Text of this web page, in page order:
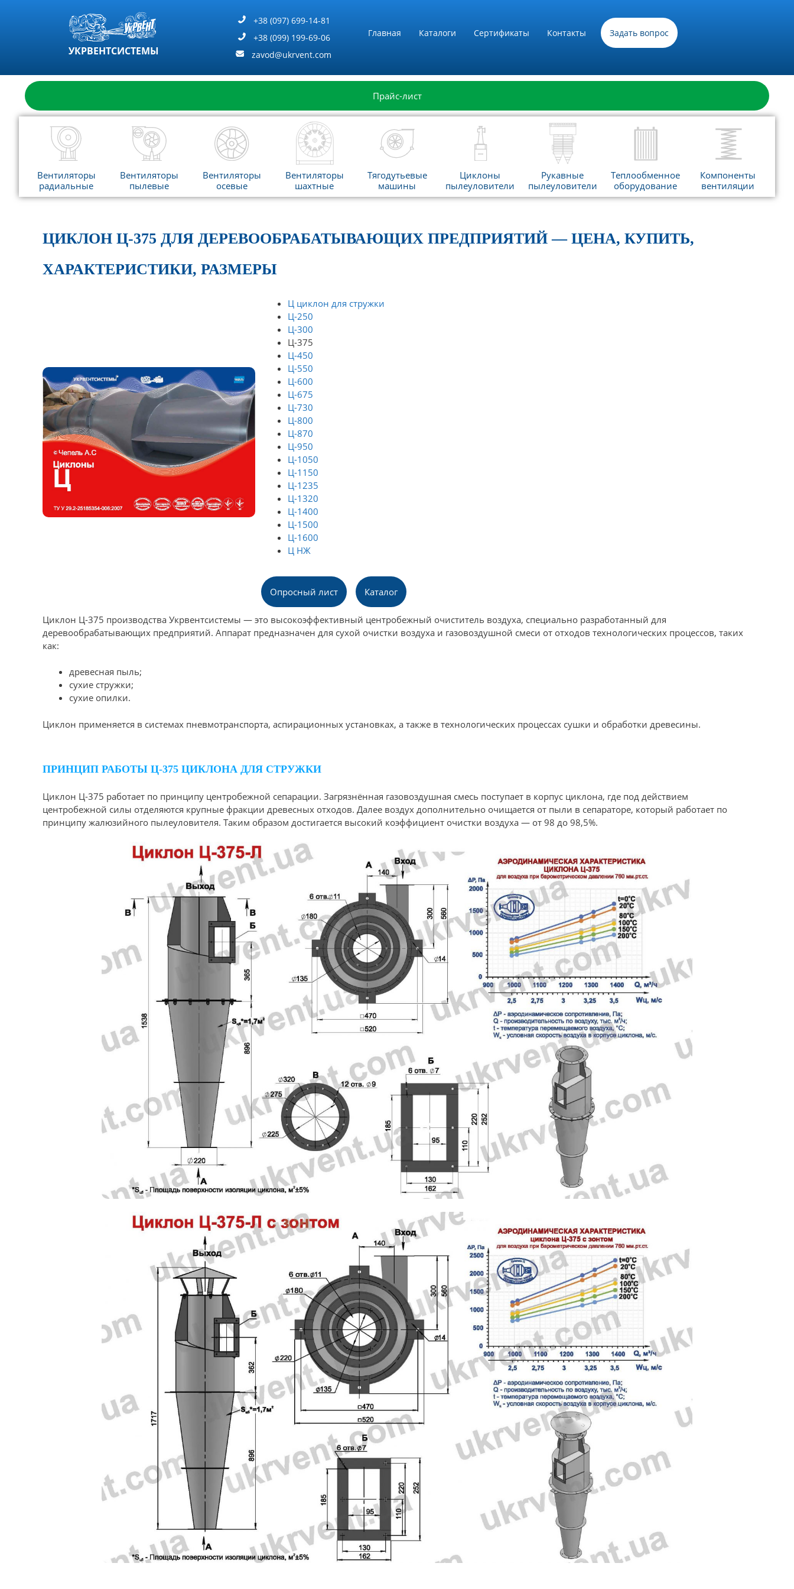
УКРВЕНТСИСТЕМЫ
+38 (097) 699-14-81
+38 (099) 199-69-06
zavod@ukrvent.com
Главная Каталоги Сертификаты Контакты Задать вопрос
Прайс-лист
Вентиляторы
радиальные
Вентиляторы
пылевые
Вентиляторы
осевые
Вентиляторы
шахтные
Тягодутьевые
машины
Циклоны
пылеуловители
Рукавные
пылеуловители
Теплообменное
оборудование
Компоненты
вентиляции
ЦИКЛОН Ц-375 ДЛЯ ДЕРЕВООБРАБАТЫВАЮЩИХ ПРЕДПРИЯТИЙ — ЦЕНА, КУПИТЬ,
ХАРАКТЕРИСТИКИ, РАЗМЕРЫ
Ц циклон для стружки
Ц-250
Ц-300
Ц-375
Ц-450
Ц-550
Ц-600
Ц-675
Ц-730
Ц-800
Ц-870
Ц-950
Ц-1050
Ц-1150
Ц-1235
Ц-1320
Ц-1400
Ц-1500
Ц-1600
Ц НЖ
Опросный лист Каталог
Циклон Ц-375 производства Укрвентсистемы — это высокоэффективный центробежный очиститель воздуха, специально разработанный для
деревообрабатывающих предприятий. Аппарат предназначен для сухой очистки воздуха и газовоздушной смеси от отходов технологических процессов, таких
как:
древесная пыль;
сухие стружки;
сухие опилки.
Циклон применяется в системах пневмотранспорта, аспирационных установках, а также в технологических процессах сушки и обработки древесины.
ПРИНЦИП РАБОТЫ Ц-375 ЦИКЛОНА ДЛЯ СТРУЖКИ
Циклон Ц-375 работает по принципу центробежной сепарации. Загрязнённая газовоздушная смесь поступает в корпус циклона, где под действием
центробежной силы отделяются крупные фракции древесных отходов. Далее воздух дополнительно очищается от пыли в сепараторе, который работает по
принципу жалюзийного пылеуловителя. Таким образом достигается высокий коэффициент очистки воздуха — от 98 до 98,5%.